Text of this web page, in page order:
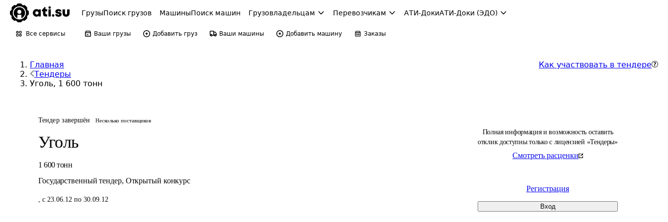
ГрузыПоиск грузов МашиныПоиск машин Грузовладельцам Перевозчикам АТИ-ДокиАТИ-Доки (ЭДО)
Все сервисы Ваши грузы Добавить груз Ваши машины Добавить машину Заказы
Главная
Тендеры
Уголь, 1 600 тонн
Как участвовать в тендере
Тендер завершён Несколько поставщиков
Уголь
1 600 тонн
Государственный тендер, Открытый конкурс
, с 23.06.12 по 30.09.12
Полная информация и возможность оставить
отклик доступны только с лицензией «Тендеры»
Смотреть расценки
Регистрация
Вход